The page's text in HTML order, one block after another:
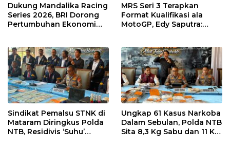
Dukung Mandalika Racing
Series 2026, BRI Dorong
Pertumbuhan Ekonomi
MRS Seri 3 Terapkan
Format Kualifikasi ala
MotoGP, Edy Saputra:
Sindikat Pemalsu STNK di
Mataram Diringkus Polda
NTB, Residivis ‘Suhu’
Ungkap 61 Kasus Narkoba
Dalam Sebulan, Polda NTB
Sita 8,3 Kg Sabu dan 11 Kg